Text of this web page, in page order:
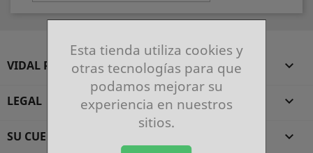
Esta tienda utiliza cookies y
otras tecnologías para que
podamos mejorar su
experiencia en nuestros
sitios.
VIDAL REGALS 
LEGAL 
SU CUENTA 